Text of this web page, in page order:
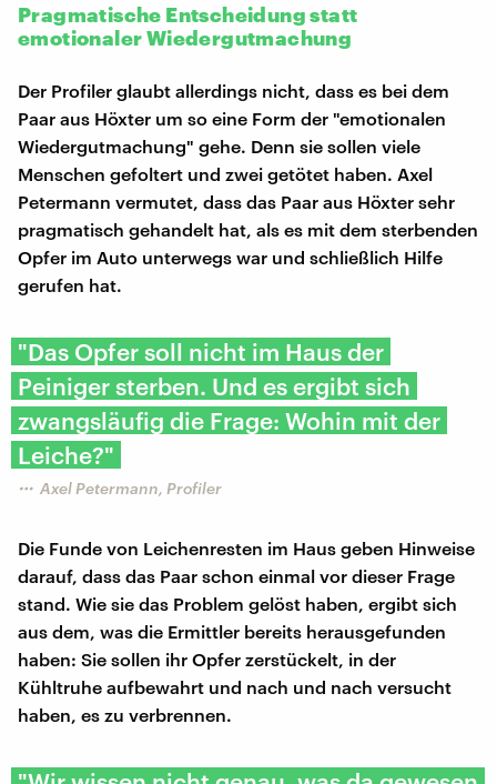
Pragmatische Entscheidung statt
emotionaler Wiedergutmachung
Der Profiler glaubt allerdings nicht, dass es bei dem
Paar aus Höxter um so eine Form der "emotionalen
Wiedergutmachung" gehe. Denn sie sollen viele
Menschen gefoltert und zwei getötet haben. Axel
Petermann vermutet, dass das Paar aus Höxter sehr
pragmatisch gehandelt hat, als es mit dem sterbenden
Opfer im Auto unterwegs war und schließlich Hilfe
gerufen hat.
"Das Opfer soll nicht im Haus der
Peiniger sterben. Und es ergibt sich
zwangsläufig die Frage: Wohin mit der
Leiche?"
Axel Petermann, Profiler
Die Funde von Leichenresten im Haus geben Hinweise
darauf, dass das Paar schon einmal vor dieser Frage
stand. Wie sie das Problem gelöst haben, ergibt sich
aus dem, was die Ermittler bereits herausgefunden
haben: Sie sollen ihr Opfer zerstückelt, in der
Kühltruhe aufbewahrt und nach und nach versucht
haben, es zu verbrennen.